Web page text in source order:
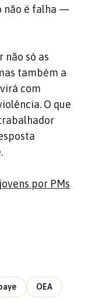
não é falha —
não só as
também a
com
O que
por PMs
OEA